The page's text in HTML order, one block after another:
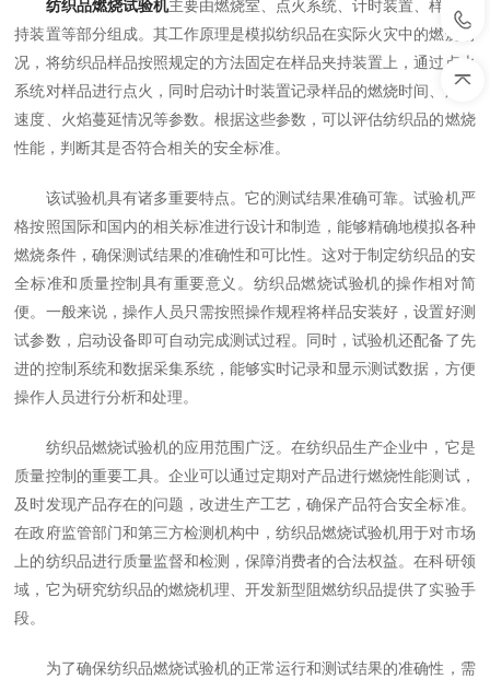
纺织品燃烧试验机主要由燃烧室、点火系统、计时装置、样品夹
持装置等部分组成。其工作原理是模拟纺织品在实际火灾中的燃烧情
况，将纺织品样品按照规定的方法固定在样品夹持装置上，通过点火
系统对样品进行点火，同时启动计时装置记录样品的燃烧时间、燃烧
速度、火焰蔓延情况等参数。根据这些参数，可以评估纺织品的燃烧
性能，判断其是否符合相关的安全标准。
该试验机具有诸多重要特点。它的测试结果准确可靠。试验机严
格按照国际和国内的相关标准进行设计和制造，能够精确地模拟各种
燃烧条件，确保测试结果的准确性和可比性。这对于制定纺织品的安
全标准和质量控制具有重要意义。纺织品燃烧试验机的操作相对简
便。一般来说，操作人员只需按照操作规程将样品安装好，设置好测
试参数，启动设备即可自动完成测试过程。同时，试验机还配备了先
进的控制系统和数据采集系统，能够实时记录和显示测试数据，方便
操作人员进行分析和处理。
纺织品燃烧试验机的应用范围广泛。在纺织品生产企业中，它是
质量控制的重要工具。企业可以通过定期对产品进行燃烧性能测试，
及时发现产品存在的问题，改进生产工艺，确保产品符合安全标准。
在政府监管部门和第三方检测机构中，纺织品燃烧试验机用于对市场
上的纺织品进行质量监督和检测，保障消费者的合法权益。在科研领
域，它为研究纺织品的燃烧机理、开发新型阻燃纺织品提供了实验手
段。
为了确保纺织品燃烧试验机的正常运行和测试结果的准确性，需